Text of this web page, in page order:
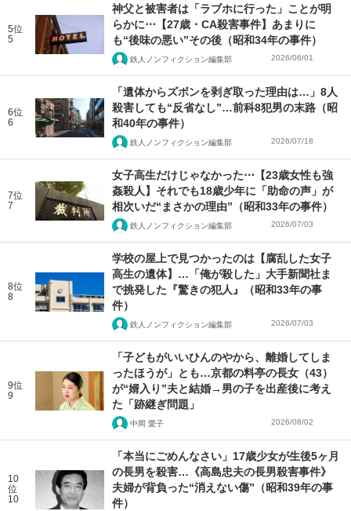
5位
5
神父と被害者は「ラブホに行った」ことが明
らかに⋯【27歳・CA殺害事件】あまりに
も“後味の悪い”その後（昭和34年の事件）
鉄人ノンフィクション編集部 2026/06/01
6位
6
「遺体からズボンを剥ぎ取った理由は…」8人
殺害しても“反省なし”…前科8犯男の末路（昭
和40年の事件）
鉄人ノンフィクション編集部 2026/07/18
7位
7
女子高生だけじゃなかった⋯【23歳女性も強
姦殺人】それでも18歳少年に「助命の声」が
相次いだ“まさかの理由”（昭和33年の事件）
鉄人ノンフィクション編集部 2026/07/03
8位
8
学校の屋上で見つかったのは【腐乱した女子
高生の遺体】…「俺が殺した」大手新聞社ま
で挑発した『驚きの犯人』（昭和33年の事
件）
鉄人ノンフィクション編集部 2026/07/03
9位
9
「子どもがいいひんのやから、離婚してしま
ったほうが」とも…京都の料亭の長女（43）
が“婿入り”夫と結婚→男の子を出産後に考え
た「跡継ぎ問題」
中岡 愛子 2026/08/02
10
位
10
「本当にごめんなさい」17歳少女が生後5ヶ月
の長男を殺害…《高島忠夫の長男殺害事件》
夫婦が背負った“消えない傷”（昭和39年の事
件）